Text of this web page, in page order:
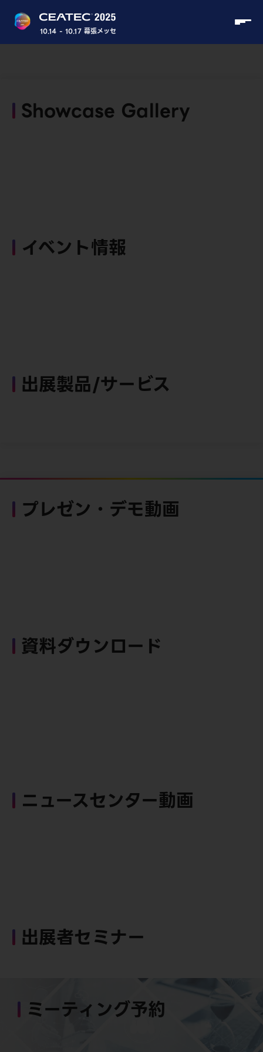
10.14 - 10.17 幕張メッセ
Showcase Gallery
イベント情報
出展製品/サービス
プレゼン・デモ動画
資料ダウンロード
ニュースセンター動画
出展者セミナー
ミーティング予約